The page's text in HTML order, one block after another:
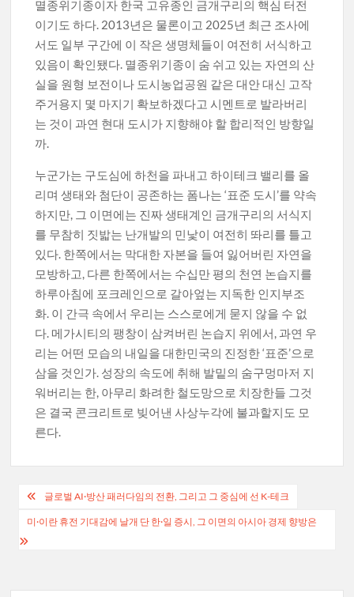
멸종위기종이자 한국 고유종인 금개구리의 핵심 터전
이기도 하다. 2013년은 물론이고 2025년 최근 조사에
서도 일부 구간에 이 작은 생명체들이 여전히 서식하고
있음이 확인됐다. 멸종위기종이 숨 쉬고 있는 자연의 산
실을 원형 보전이나 도시농업공원 같은 대안 대신 고작
주거용지 몇 마지기 확보하겠다고 시멘트로 발라버리
는 것이 과연 현대 도시가 지향해야 할 합리적인 방향일
까.
누군가는 구도심에 하천을 파내고 하이테크 밸리를 올
리며 생태와 첨단이 공존하는 폼나는 ‘표준 도시’를 약속
하지만, 그 이면에는 진짜 생태계인 금개구리의 서식지
를 무참히 짓밟는 난개발의 민낯이 여전히 똬리를 틀고
있다. 한쪽에서는 막대한 자본을 들여 잃어버린 자연을
모방하고, 다른 한쪽에서는 수십만 평의 천연 논습지를
하루아침에 포크레인으로 갈아엎는 지독한 인지부조
화. 이 간극 속에서 우리는 스스로에게 묻지 않을 수 없
다. 메가시티의 팽창이 삼켜버린 논습지 위에서, 과연 우
리는 어떤 모습의 내일을 대한민국의 진정한 ‘표준’으로
삼을 것인가. 성장의 속도에 취해 발밑의 숨구멍마저 지
워버리는 한, 아무리 화려한 철도망으로 치장한들 그것
은 결국 콘크리트로 빚어낸 사상누각에 불과할지도 모
른다.
글
탐
색
글로벌 AI·방산 패러다임의 전환, 그리고 그 중심에 선 K-테크
미·이란 휴전 기대감에 날개 단 한·일 증시, 그 이면의 아시아 경제 향방은